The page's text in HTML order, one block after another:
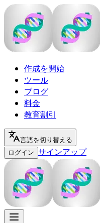
作成を開始
ツール
ブログ
料金
教育割引
言語を切り替える
ログイン サインアップ